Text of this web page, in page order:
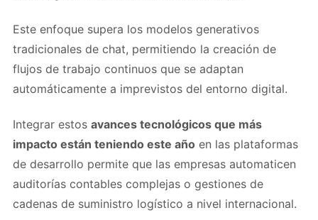
Este enfoque supera los modelos generativos
tradicionales de chat, permitiendo la creación de
flujos de trabajo continuos que se adaptan
automáticamente a imprevistos del entorno digital.
Integrar estos avances tecnológicos que más
impacto están teniendo este año en las plataformas
de desarrollo permite que las empresas automaticen
auditorías contables complejas o gestiones de
cadenas de suministro logístico a nivel internacional.